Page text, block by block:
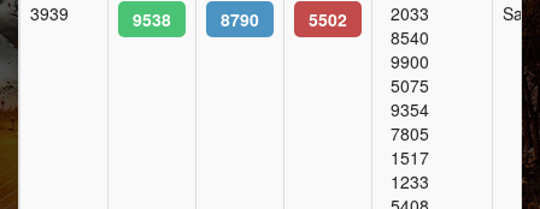
3939
9538 8790 5502
2033
8540
9900
5075
9354
7805
1517
1233